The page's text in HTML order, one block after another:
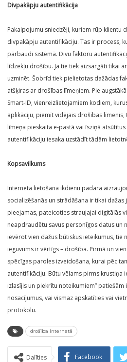
Divpakāpju autentifikācija
Pakalpojumu sniedzēji, kuriem rūp klientu
divpakāpju autentifikāciju. Tas ir process,
pārbaudi sistēmā. Divu faktoru
līdzekļu drošību. Ja tie tiek aizsargāti tikai
uzminēt. Šobrīd tiek pielietotas dažādas
atšķiras ar drošības līmeņiem. Pie
Smart-ID, vienreizlietojamiem kodiem,
aplikāciju, piemīt vidējais drošības
līmeņa pieskaita e-pastā vai īsziņā
autentifikāciju iesaka uzstādīt tādām
Kopsavilkums
Interneta lietošana ikdienu padara
socializēšanās un strādāšana ir tikai dažas
pieejamas, pateicoties straujajai digitālās
neapdraudētu savus personīgos datus un
ievērot vien dažus būtiskus ieteikumus, tie
ieguvums ir vērtīgs – drošība. Pirmā un
spēcīgas paroles izveidošana, kurai pēc
autentifikāciju. Būtu vēlams pirms krustiņa
izlasījis un piekrītu noteikumiem” patiešām
nosacījumus, vai vismaz apskatīties vai
protokolu.
drošība internetā
Dalīties Facebook